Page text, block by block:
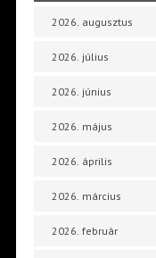
2026. augusztus
2026. július
2026. június
2026. május
2026. április
2026. március
2026. február